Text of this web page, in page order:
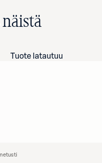
näistä
Tuote latautuu